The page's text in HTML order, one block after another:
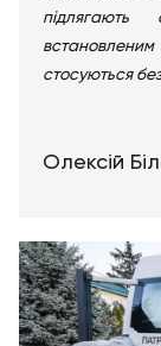
підлягають
стосуються
Олексій